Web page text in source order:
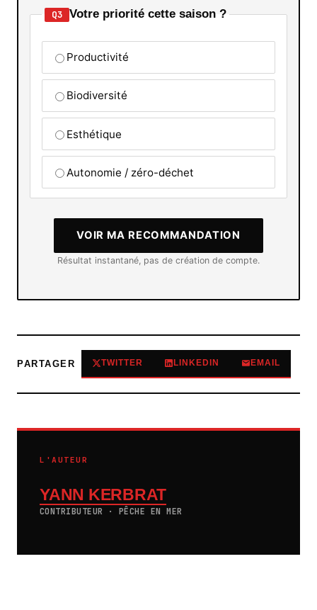
Q3 Votre priorité cette saison ?
Productivité
Biodiversité
Esthétique
Autonomie / zéro-déchet
VOIR MA RECOMMANDATION
Résultat instantané, pas de création de compte.
PARTAGER TWITTER LINKEDIN EMAIL
L'AUTEUR
YANN KERBRAT
CONTRIBUTEUR · PÊCHE EN MER